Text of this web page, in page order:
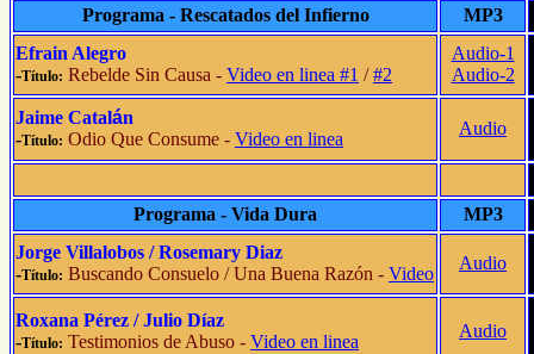
Programa - Rescatados del Infierno
MP3
Efrain Alegro
-Título: Rebelde Sin Causa - Video en linea #1 /#2
Audio-1
Audio-2
Jaime Catalán
-Título: Odio Que Consume - Video en linea
Audio
Programa - Vida Dura
MP3
Jorge Villalobos / Rosemary Diaz
-Título: Buscando Consuelo / Una Buena Razón - Video
Audio
Roxana Pérez / Julio Díaz
-Título: Testimonios de Abuso - Video en linea
Audio